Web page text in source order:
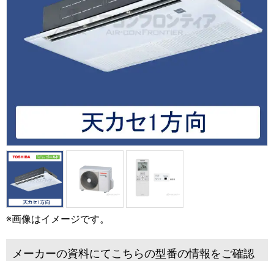
※画像はイメージです。
メーカーの資料にてこちらの型番の情報をご確認